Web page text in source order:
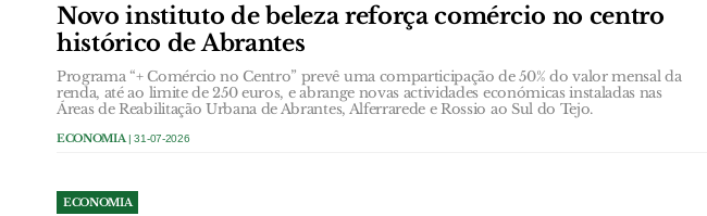
Novo instituto de beleza reforça comércio no centro
histórico de Abrantes
Programa “+ Comércio no Centro” prevê uma comparticipação de 50% do valor mensal da
renda, até ao limite de 250 euros, e abrange novas actividades económicas instaladas nas
Áreas de Reabilitação Urbana de Abrantes, Alferrarede e Rossio ao Sul do Tejo.
ECONOMIA | 31-07-2026
ECONOMIA